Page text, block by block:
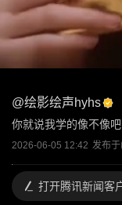
@绘影绘声hyhs
你就说我学的像不像吧
2026-06-05 12:42 发布于
打开腾讯新闻客